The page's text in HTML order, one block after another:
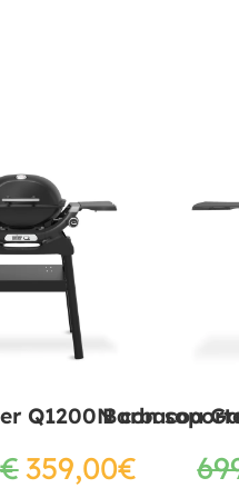
Q1200N con
€359,00€
Barbacoa